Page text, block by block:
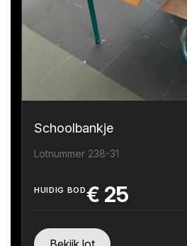
Schoolbankje
Lotnummer 238-31
HUIDIG BOD€ 25